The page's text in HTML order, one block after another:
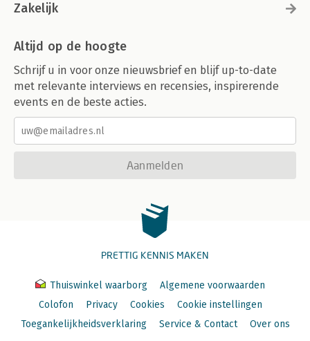
Zakelijk
Altijd op de hoogte
Schrijf u in voor onze nieuwsbrief en blijf up-to-date
met relevante interviews en recensies, inspirerende
events en de beste acties.
Aanmelden
PRETTIG KENNIS MAKEN
Thuiswinkel waarborg
Algemene voorwaarden
Colofon
Privacy Cookies
Cookie instellingen
Toegankelijkheidsverklaring
Service & Contact Over ons